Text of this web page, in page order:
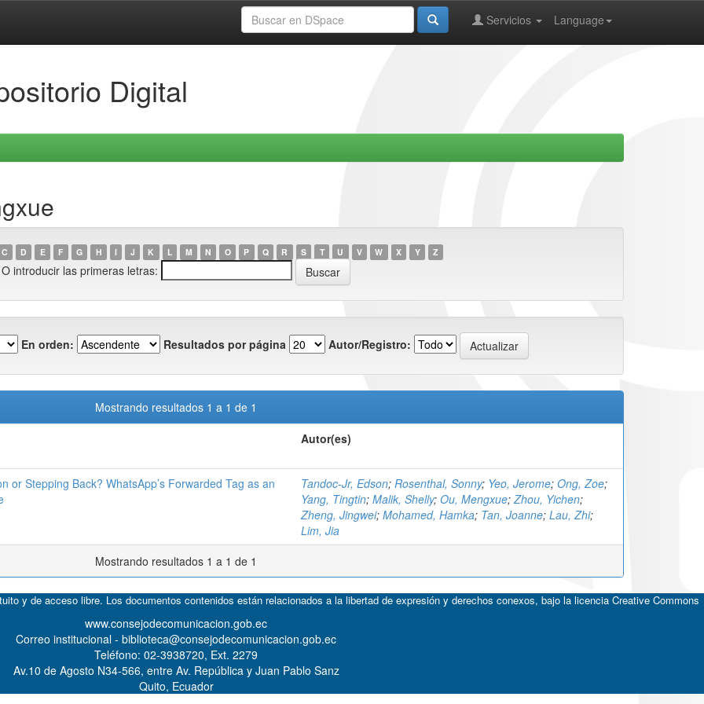
Language
Servicios
Digital
C D E F G H I J K L M N O P Q R S T U V W X Y Z
O introducir las primeras letras:
En orden: Resultados por página Autor/Registro:
Mostrando resultados 1 a 1 de 1
Autor(es)
or Stepping Back? WhatsApp’s Forwarded Tag as an
Tandoc-Jr, Edson; Rosenthal, Sonny; Yeo, Jerome; Ong, Zoe;
Yang, Tingtin; Malik, Shelly; Ou, Mengxue;Zhou, Yichen;
Zheng, Jingwei; Mohamed, Hamka; Tan, Joanne; Lau, Zhi;
Lim, Jia
Mostrando resultados 1 a 1 de 1
y de acceso libre. Los documentos contenidos están relacionados a la libertad de expresión y derechos conexos, bajo la licencia Creative Commons
www.consejodecomunicacion.gob.ec
Correo institucional - biblioteca@consejodecomunicacion.gob.ec
Teléfono: 02-3938720, Ext. 2279
Av.10 de Agosto N34-566, entre Av. República y Juan Pablo Sanz
Quito, Ecuador